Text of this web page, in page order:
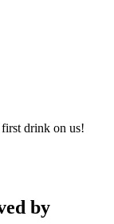
first drink on us!
by